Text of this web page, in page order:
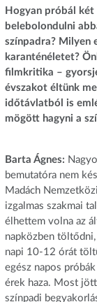
Hogyan próbál két
belebolondulni
színpadra? Milyen
karanténéletet?
filmkritika –
évszakot éltünk
időtávlatból is
mögött hagyni a
Barta Ágnes:
bemutatóra nem
Madách
izgalmas szakmai
élhettem volna az
napközben
napi 10-12 órát
egész napos
érek haza. Most
színpadi